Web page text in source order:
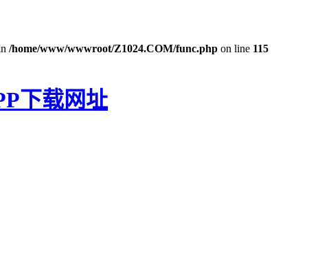
/home/www/wwwroot/Z1024.COM/func.php on line 115
下载网址